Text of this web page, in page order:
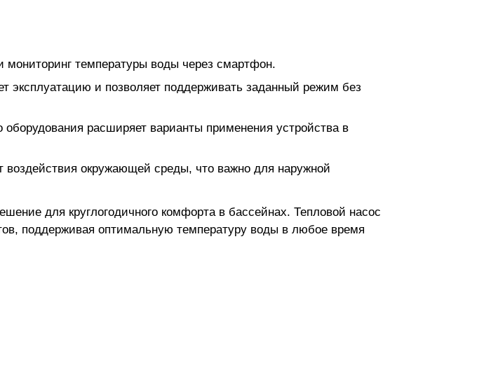
мониторинг температуры воды через смартфон.
эксплуатацию и позволяет поддерживать заданный режим без
расширяет варианты применения устройства в
окружающей среды, что важно для наружной
для круглогодичного комфорта в бассейнах. Тепловой насос
поддерживая оптимальную температуру воды в любое время